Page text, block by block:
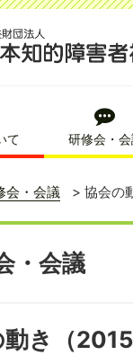
て 研修会・会
会・会議 協会の
・会議
き（2015